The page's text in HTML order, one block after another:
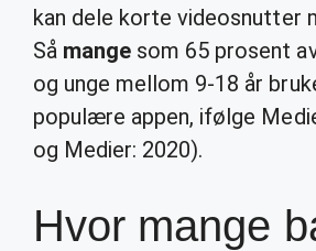
kan dele korte videosnutter
Så mange som 65 prosent
og unge mellom 9-18 år
populære appen, ifølge
og Medier: 2020).
Hvor mange